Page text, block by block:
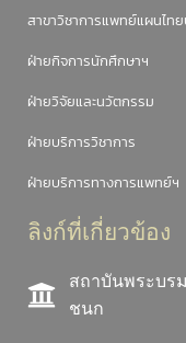
สาขาวิชาการแพทย์แผนไท
ฝ่ายกิจการนักศึกษาฯ
ฝ่ายวิจัยและนวัตกรรม
ฝ่ายบริการวิชาการ
ฝ่ายบริการทางการแพทย์ฯ
ลิงก์ที่เกี่ยวข้อง
สถาบันพระบร
ชนก